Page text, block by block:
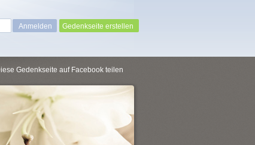
Gedenkseite erstellen
Gedenkseite auf Facebook teilen